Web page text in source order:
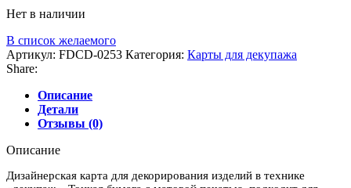
Нет в наличии
В список желаемого
Артикул: FDCD-0253 Категория: Карты для декупажа
Share:
Описание
Детали
Отзывы (0)
Описание
Дизайнерская карта для декорирования изделий в технике